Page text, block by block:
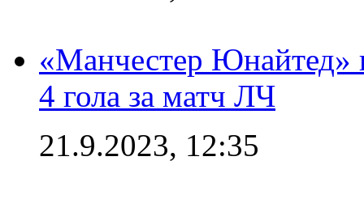
«Манчестер Юнайтед»
4 гола за матч ЛЧ
21.9.2023, 12:35